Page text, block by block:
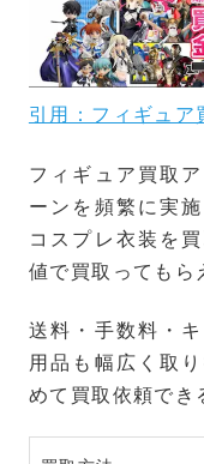
引用：フィギュア
フィギュア買取
ーンを頻繁に実
コスプレ衣装を
値で買取ってもら
送料・手数料・
用品も幅広く取
めて買取依頼でき